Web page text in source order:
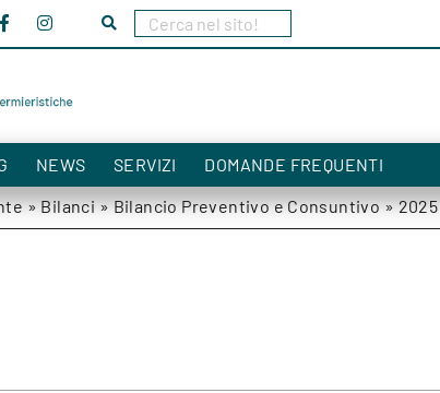
Cerca nel sito!
Cerca
NEWS SERVIZI
DOMANDE FREQUENTI
»Bilanci»Bilancio Preventivo e Consuntivo»2025